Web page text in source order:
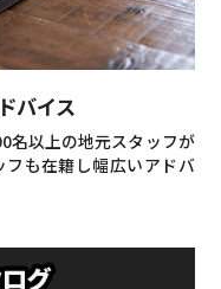
バイス
名以上の地元スタッフが
も在籍し幅広いアドバ